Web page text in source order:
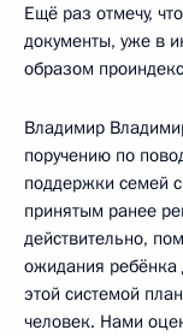
Ещё раз отмечу,
документы, уже в
образом
Владимир
поручению по
поддержки семей с
принятым ранее
действительно,
ожидания ребёнка
этой системой
человек. Нами